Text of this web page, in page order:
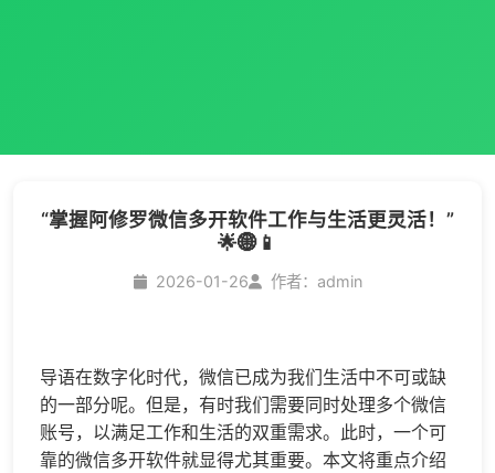
“掌握阿修罗微信多开软件工作与生活更灵活！”
🌟🌐📱
2026-01-26 作者：admin
导语在数字化时代，微信已成为我们生活中不可或缺
的一部分呢。但是，有时我们需要同时处理多个微信
账号，以满足工作和生活的双重需求。此时，一个可
靠的微信多开软件就显得尤其重要。本文将重点介绍